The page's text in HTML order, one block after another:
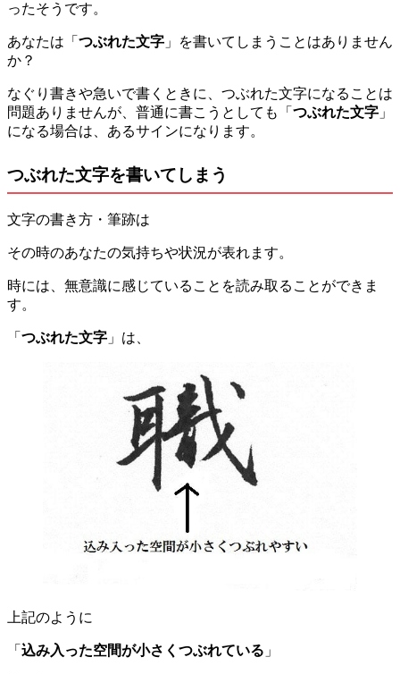
ったそうです。
あなたは「 つぶれた文字 」を書いてしまうことはありません
か？
なぐり書きや急いで書くときに、つぶれた文字になることは
問題ありませんが、普通に書こうとしても「 つぶれた文字 」
になる場合は、あるサインになります。
つぶれた文字を書いてしまう
文字の書き方・筆跡は
その時のあなたの気持ちや状況が表れます。
時には、無意識に感じていることを読み取ることができま
す。
「 つぶれた文字 」は、
上記のように
「 込み入った空間が小さくつぶれている 」